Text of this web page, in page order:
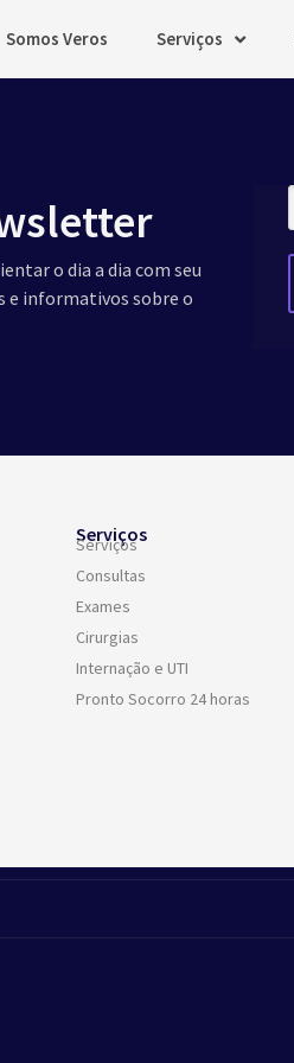
Somos Veros Serviços
o dia a dia com seu
e informativos sobre o
Serviços
Serviços
Consultas
Exames
Cirurgias
Internação e UTI
Pronto Socorro 24 horas